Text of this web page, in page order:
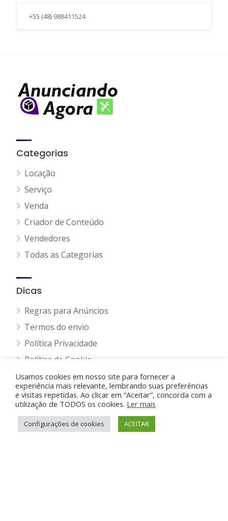
+55 (48) 988411524
Categorias
Locação
Serviço
Venda
Criador de Conteúdo
Vendedores
Todas as Categorias
Dicas
Regras para Anúncios
Termos do envio
Política Privacidade
Política de Cookie
Blog
Suporte e Ajuda
Anunciar Grátis
Usamos cookies em nosso site para fornecer a
experiência mais relevante, lembrando suas preferências
e visitas repetidas. Ao clicar em “Aceitar”, concorda com a
utilização de TODOS os cookies. Ler mais
Configurações de cookies ACEITAR